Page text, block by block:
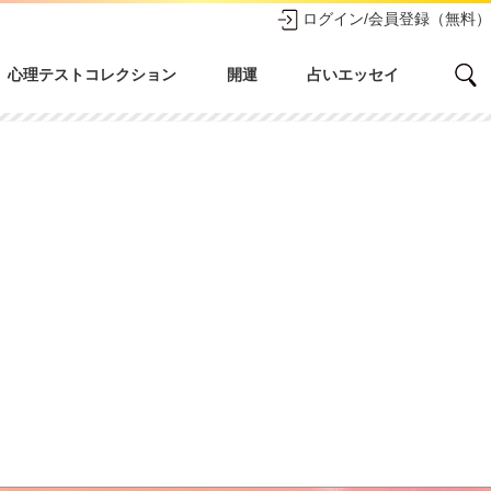
ログイン/会員登録（無料）
心理テストコレクション 開運 占いエッセイ